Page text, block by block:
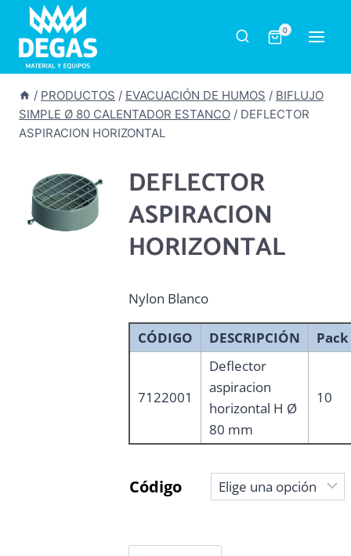
Saltar
contenido
0
/ PRODUCTOS / EVACUACIÓN DE HUMOS / BIFLUJO
SIMPLE Ø 80 CALENTADOR ESTANCO / DEFLECTOR
ASPIRACION HORIZONTAL
DEFLECTOR
ASPIRACION
HORIZONTAL
Nylon Blanco
CÓDIGO DESCRIPCIÓN Pack
7122001
Deflector
aspiracion
horizontal H Ø
80 mm
10
Código